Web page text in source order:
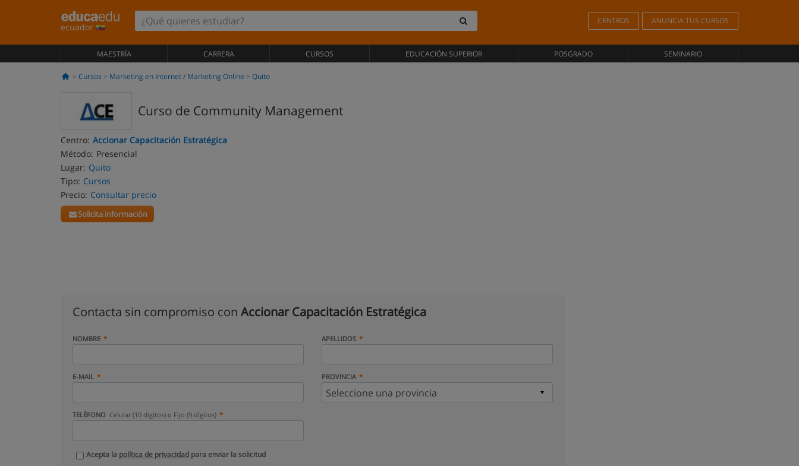
ecuador
CENTROS ANUNCIA TUS CURSOS
MAESTRÍA CARRERA CURSOS EDUCACIÓN SUPERIOR POSGRADO SEMINARIO
Cursos Marketing en Internet / Marketing Online Quito
Curso de Community Management
Centro: Accionar Capacitación Estratégica
Método: Presencial
Lugar: Quito
Tipo: Cursos
Precio: Consultar precio
Solicita información
Contacta sin compromiso con Accionar Capacitación Estratégica
NOMBRE APELLIDOS
E-MAIL PROVINCIA
TELÉFONO Celular (10 dígitos) o Fijo (9 dígitos)
Acepta la política de privacidad para enviar la solicitud